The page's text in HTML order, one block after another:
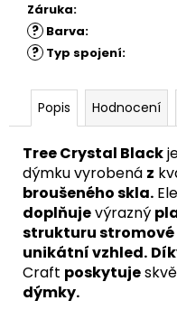
Záruka:
? Barva:
? Typ spojení:
Popis Hodnocení
Tree Crystal Black
dýmku vyrobená z
broušeného skla.
doplňujevýrazný
strukturu stromové
unikátní vzhled.
Craft poskytuje
dýmky.